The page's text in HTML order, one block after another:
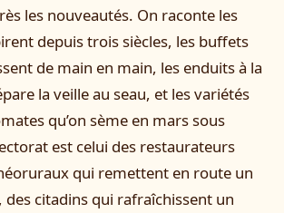
les nouveautés. On raconte les
depuis trois siècles, les buffets
de main en main, les enduits à la
la veille au seau, et les variétés
qu’on sème en mars sous
est celui des restaurateurs
qui remettent en route un
citadins qui rafraîchissent un